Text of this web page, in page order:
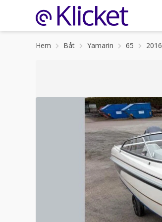
Hem Båt Yamarin 65 2016